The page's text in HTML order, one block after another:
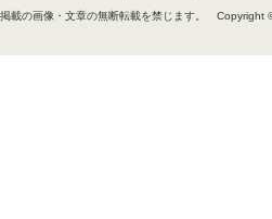
掲載の画像・文章の無断転載を禁じます。 Copyright